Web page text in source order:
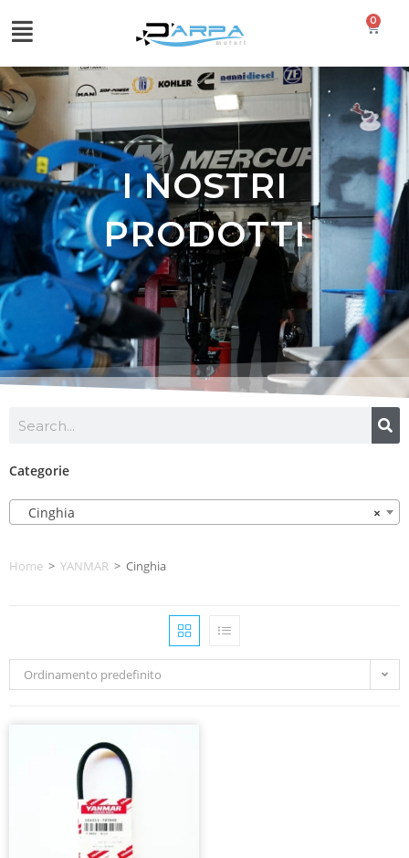
0
I NOSTRI
PRODOTTI
Categorie
×
Cinghia
Home > YANMAR > Cinghia
Ordinamento predefinito